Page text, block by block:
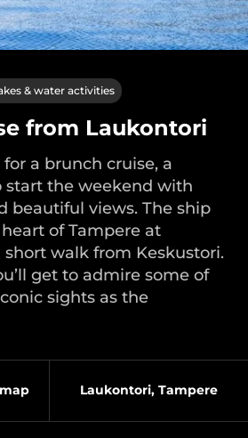
& water activities
from Laukontori
a brunch cruise, a
start the weekend with
beautiful views. The ship
of Tampere at
short walk from Keskustori.
get to admire some of
sights as the
Laukontori, Tampere